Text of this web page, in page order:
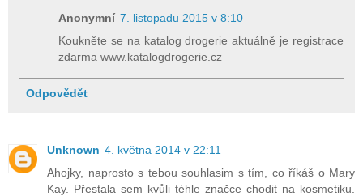
Anonymní 7. listopadu 2015 v 8:10
Koukněte se na katalog drogerie aktuálně je registrace
zdarma www.katalogdrogerie.cz
Odpovědět
Unknown 4. května 2014 v 22:11
Ahojky, naprosto s tebou souhlasim s tím, co říkáš o Mary
Kay. Přestala sem kvůli téhle značce chodit na kosmetiku.